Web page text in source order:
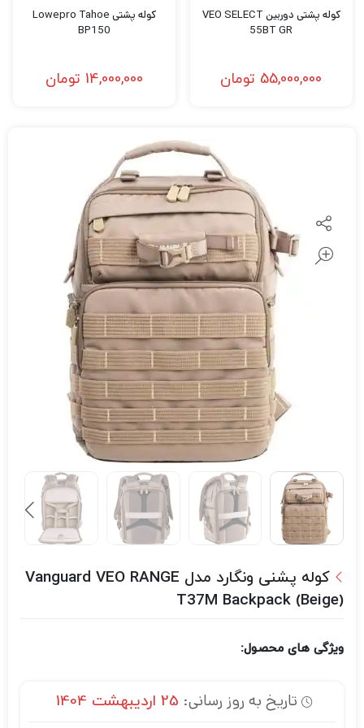
کوله پشتی دوربین VEO SELECT
55BT GR
55,000,000 تومان
کوله پشتی Lowepro Tahoe
BP150
14,000,000 تومان
کوله پشنی ونگارد مدل Vanguard VEO RANGE
T37M Backpack (Beige)
ویژگی های محصول:
تاریخ به روز رسانی: 25 اردیبهشت 1404